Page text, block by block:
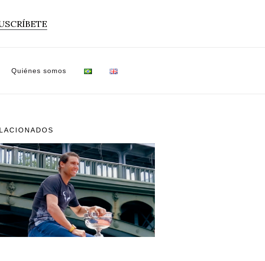
Quiénes somos